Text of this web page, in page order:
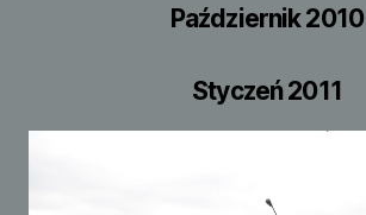
Październik 2010
Styczeń 2011